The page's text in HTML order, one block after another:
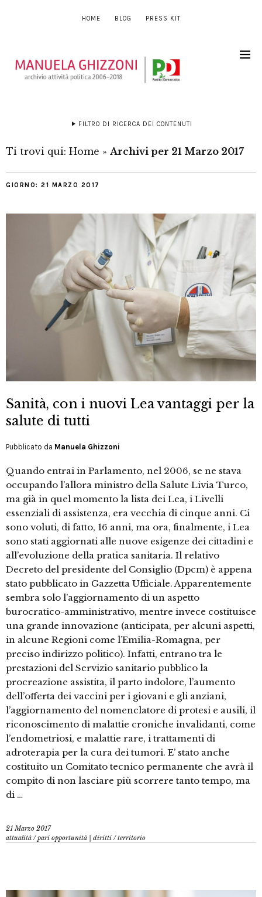
HOME BLOG PRESS KIT
FILTRO DI RICERCA DEI CONTENUTI
Ti trovi qui: Home » Archivi per 21 Marzo 2017
GIORNO: 21 MARZO 2017
Sanità, con i nuovi Lea vantaggi per la
salute di tutti
Pubblicato da Manuela Ghizzoni
Quando entrai in Parlamento, nel 2006, se ne stava
occupando l’allora ministro della Salute Livia Turco,
ma già in quel momento la lista dei Lea, i Livelli
essenziali di assistenza, era vecchia di cinque anni. Ci
sono voluti, di fatto, 16 anni, ma ora, finalmente, i Lea
sono stati aggiornati alle nuove esigenze dei cittadini e
all’evoluzione della pratica sanitaria. Il relativo
Decreto del presidente del Consiglio (Dpcm) è appena
stato pubblicato in Gazzetta Ufficiale. Apparentemente
sembra solo l’aggiornamento di un aspetto
burocratico-amministrativo, mentre invece costituisce
una grande innovazione (anticipata, per alcuni aspetti,
in alcune Regioni come l’Emilia-Romagna, per
preciso indirizzo politico). Infatti, entrano tra le
prestazioni del Servizio sanitario pubblico la
procreazione assistita, il parto indolore, l’aumento
dell’offerta dei vaccini per i giovani e gli anziani,
l’aggiornamento del nomenclatore di protesi e ausili, il
riconoscimento di malattie croniche invalidanti, come
l’endometriosi, e malattie rare, i trattamenti di
adroterapia per la cura dei tumori. E’ stato anche
costituito un Comitato tecnico permanente che avrà il
compito di non lasciare più scorrere tanto tempo, ma
di …
21 Marzo 2017
attualità /pari opportunità | diritti /territorio